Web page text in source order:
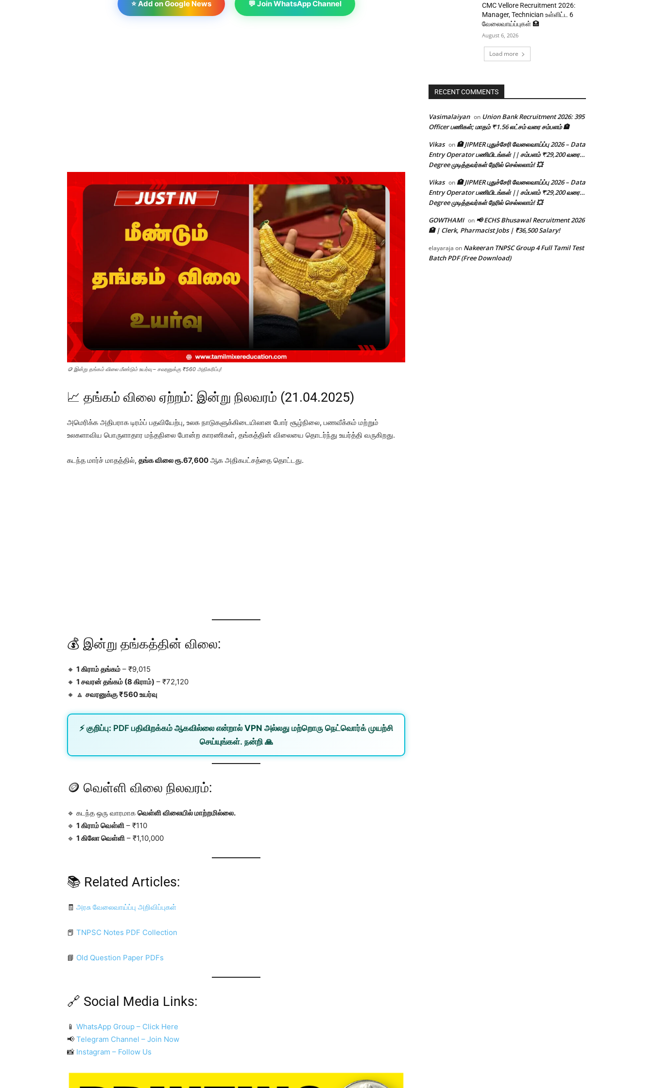
⭐ Add on Google News 💬 Join WhatsApp Channel
🪙 இன்று தங்கம் விலை மீண்டும் உயர்வு – சவரனுக்கு ₹560 அதிகரிப்பு!
📈 தங்கம் விலை ஏற்றம்: இன்று நிலவரம் (21.04.2025)
அமெரிக்க அதிபராக டிரம்ப் பதவியேற்பு, உலக நாடுகளுக்கிடையிலான போர் சூழ்நிலை, பணவீக்கம் மற்றும்
உலகளாவிய பொருளாதார மந்தநிலை போன்ற காரணிகள், தங்கத்தின் விலையை தொடர்ந்து உயர்த்தி வருகிறது.
கடந்த மார்ச் மாதத்தில், தங்க விலை ரூ.67,600 ஆக அதிகபட்சத்தை தொட்டது.
💰 இன்று தங்கத்தின் விலை:
🔸 1 கிராம் தங்கம் – ₹9,015
🔸 1 சவரன் தங்கம் (8 கிராம்) – ₹72,120
🔸 🔼 சவரனுக்கு ₹560 உயர்வு
⚡ குறிப்பு: PDF பதிவிறக்கம் ஆகவில்லை என்றால் VPN அல்லது மற்றொரு நெட்வொர்க் முயற்சி
செய்யுங்கள். நன்றி 🙏
🪙 வெள்ளி விலை நிலவரம்:
🔹 கடந்த ஒரு வாரமாக வெள்ளி விலையில் மாற்றமில்லை.
🔹 1 கிராம் வெள்ளி – ₹110
🔹 1 கிலோ வெள்ளி – ₹1,10,000
📚 Related Articles:
🧾 அரசு வேலைவாய்ப்பு அறிவிப்புகள்
📕 TNPSC Notes PDF Collection
📘 Old Question Paper PDFs
🔗 Social Media Links:
📱 WhatsApp Group – Click Here
📢 Telegram Channel – Join Now
📸 Instagram – Follow Us
CMC Vellore Recruitment 2026:
Manager, Technician உள்ளிட்ட 6
வேலைவாய்ப்புகள் 🏥
August 6, 2026
Load more
RECENT COMMENTS
Vasimalaiyan on Union Bank Recruitment 2026: 395
Officer பணிகள்; மாதம் ₹1.56 லட்சம் வரை சம்பளம் 🏦
Vikas on🏥 JIPMER புதுச்சேரி வேலைவாய்ப்பு 2026 – Data
Entry Operator பணியிடங்கள் || சம்பளம் ₹29,200 வரை…
Degree முடித்தவர்கள் நேரில் செல்லலாம்! 💥
Vikas on🏥 JIPMER புதுச்சேரி வேலைவாய்ப்பு 2026 – Data
Entry Operator பணியிடங்கள் || சம்பளம் ₹29,200 வரை…
Degree முடித்தவர்கள் நேரில் செல்லலாம்! 💥
GOWTHAMI on 📢 ECHS Bhusawal Recruitment 2026
🏥 | Clerk, Pharmacist Jobs | ₹36,500 Salary!
elayaraja on Nakeeran TNPSC Group 4 Full Tamil Test
Batch PDF (Free Download)